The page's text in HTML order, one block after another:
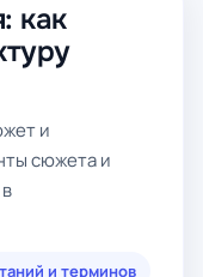
как
и
сюжета и
и терминов